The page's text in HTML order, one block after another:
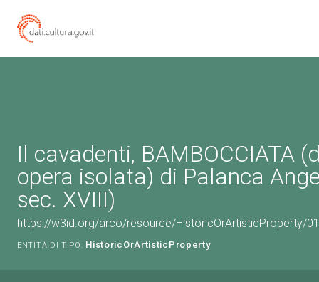
Il cavadenti, BAMBOCCIATA
opera isolata) di Palanca
sec. XVIII)
https://w3id.org/arco/resource/HistoricOrArtisticProperty/
ENTITÀ DI TIPO: HistoricOrArtisticProperty